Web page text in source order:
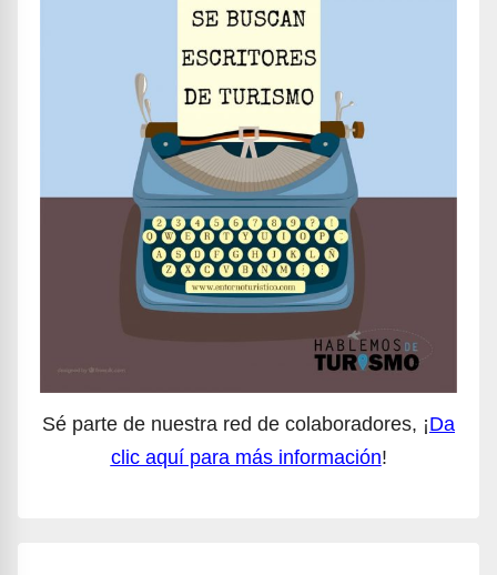
Sé parte de nuestra red de colaboradores, ¡Da
clic aquí para más información!